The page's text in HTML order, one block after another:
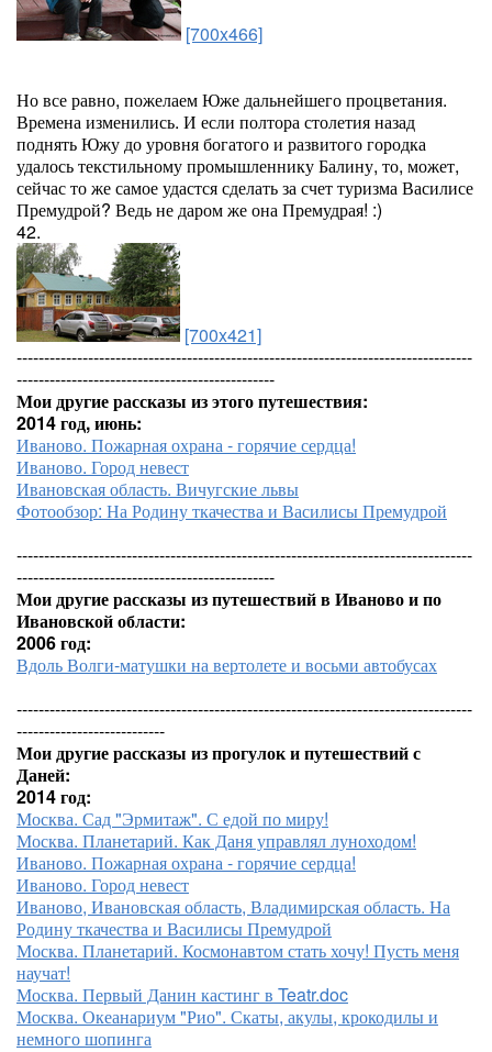
[700x466]
Но все равно, пожелаем Юже дальнейшего процветания.
Времена изменились. И если полтора столетия назад
поднять Южу до уровня богатого и развитого городка
удалось текстильному промышленнику Балину, то, может,
сейчас то же самое удастся сделать за счет туризма Василисе
Премудрой? Ведь не даром же она Премудрая! :)
42.
[700x421]
-----------------------------------------------------------------------------------
-----------------------------------------------
Мои другие рассказы из этого путешествия:
2014 год, июнь:
Иваново. Пожарная охрана - горячие сердца!
Иваново. Город невест
Ивановская область. Вичугские львы
Фотообзор: На Родину ткачества и Василисы Премудрой
-----------------------------------------------------------------------------------
-----------------------------------------------
Мои другие рассказы из путешествий в Иваново и по
Ивановской области:
2006 год:
Вдоль Волги-матушки на вертолете и восьми автобусах
-----------------------------------------------------------------------------------
---------------------------
Мои другие рассказы из прогулок и путешествий с
Даней:
2014 год:
Москва. Сад "Эрмитаж". С едой по миру!
Москва. Планетарий. Как Даня управлял луноходом!
Иваново. Пожарная охрана - горячие сердца!
Иваново. Город невест
Иваново, Ивановская область, Владимирская область. На
Родину ткачества и Василисы Премудрой
Москва. Планетарий. Космонавтом стать хочу! Пусть меня
научат!
Москва. Первый Данин кастинг в Teatr.doc
Москва. Океанариум "Рио". Скаты, акулы, крокодилы и
немного шопинга